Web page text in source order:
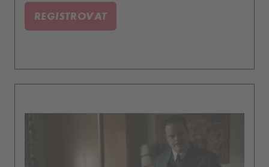
REGISTROVAT